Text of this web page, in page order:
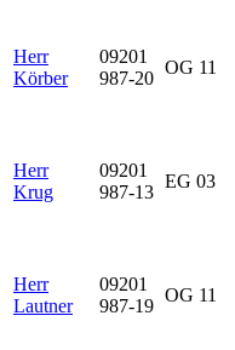
Herr
Körber
09201
987-20
OG 11
Herr
Krug
09201
987-13
EG 03
Herr
Lautner
09201
987-19
OG 11